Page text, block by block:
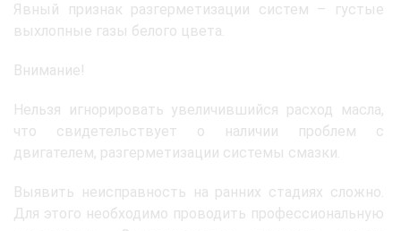
Явный признак разгерметизации систем – густые
выхлопные газы белого цвета.
Внимание!
Нельзя игнорировать увеличившийся расход масла,
что свидетельствует о наличии проблем с
двигателем, разгерметизации системы смазки.
Выявить неисправность на ранних стадиях сложно.
Для этого необходимо проводить профессиональную